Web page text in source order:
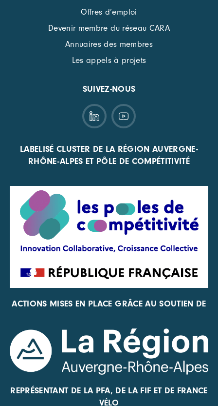
Offres d’emploi
Devenir membre du réseau CARA
Annuaires des membres
Les appels à projets
SUIVEZ-NOUS
LABELISÉ CLUSTER DE LA RÉGION AUVERGNE-
RHÔNE-ALPES ET PÔLE DE COMPÉTITIVITÉ
ACTIONS MISES EN PLACE GRÂCE AU SOUTIEN DE
REPRÉSENTANT DE LA PFA, DE LA FIF ET DE FRANCE
VÉLO